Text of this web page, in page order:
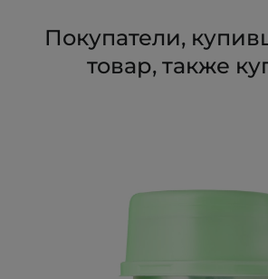
Покупатели,
товар, также